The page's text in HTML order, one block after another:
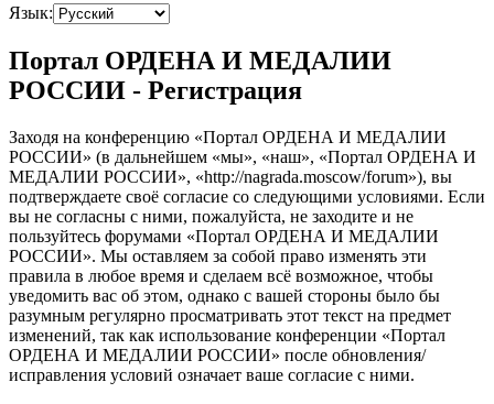
Язык:
Портал ОРДЕНА И МЕДАЛИИ
РОССИИ - Регистрация
Заходя на конференцию «Портал ОРДЕНА И МЕДАЛИИ
РОССИИ» (в дальнейшем «мы», «наш», «Портал ОРДЕНА И
МЕДАЛИИ РОССИИ», «http://nagrada.moscow/forum»), вы
подтверждаете своё согласие со следующими условиями. Если
вы не согласны с ними, пожалуйста, не заходите и не
пользуйтесь форумами «Портал ОРДЕНА И МЕДАЛИИ
РОССИИ». Мы оставляем за собой право изменять эти
правила в любое время и сделаем всё возможное, чтобы
уведомить вас об этом, однако с вашей стороны было бы
разумным регулярно просматривать этот текст на предмет
изменений, так как использование конференции «Портал
ОРДЕНА И МЕДАЛИИ РОССИИ» после обновления/
исправления условий означает ваше согласие с ними.